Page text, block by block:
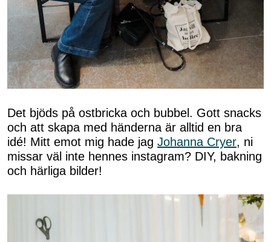
Det bjöds på ostbricka och bubbel. Gott snacks
och att skapa med händerna är alltid en bra
idé! Mitt emot mig hade jag Johanna Cryer, ni
missar väl inte hennes instagram? DIY, bakning
och härliga bilder!